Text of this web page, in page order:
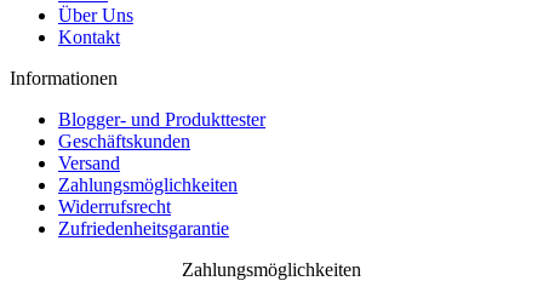
Über Uns
Kontakt
Informationen
Blogger- und Produkttester
Geschäftskunden
Versand
Zahlungsmöglichkeiten
Widerrufsrecht
Zufriedenheitsgarantie
Zahlungsmöglichkeiten